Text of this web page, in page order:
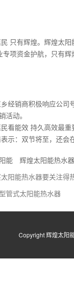
只有辉煌。辉煌太
项资金护航，只有辉
经销商积极响应公司
活动。
看能效 持久高效最
示：双节将至，还会
能
辉煌太阳能热水器
太阳能热水器要关注得
管式太阳能热水器
Copyright 辉煌太阳